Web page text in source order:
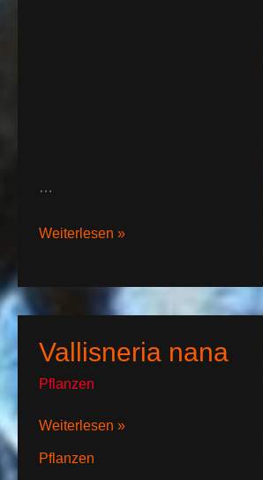
…
Ceratophyllum
Weiterlesen »
Vallisneria nana
Pflanzen
Vallisneria
Weiterlesen »
Pflanzen